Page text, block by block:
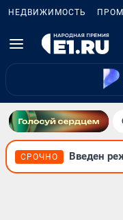
НЕДВИЖИМОСТЬ
СРОЧНО Введен